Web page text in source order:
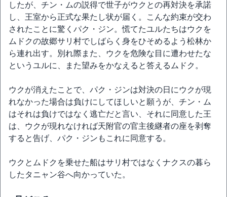
したが、チン・ムの説得で世子がウクとの再対決を承諾
し、王室から正式な果たし状が届く。こんな約束が交わ
されたことに驚くパク・ジン。慌てたユルたちはウクを
ムドクの故郷サリ村でしばらく身をひそめるよう松林か
ら連れ出す。別れ際また、ウクを危険な目に遭わせたな
というユルに、また望みをかなえると答えるムドク。
ウクが消えたことで、パク・ジンは対決の日にウクが現
れなかった場合は負けにしてほしいと願うが、チン・ム
はそれは負けではなく逃亡だと言い、それに同意した王
は、ウクが現れなければ天附官の官主後継者の座を剥奪
すると告げ、パク・ジンもこれに同意する。
ウクとムドクを乗せた船はサリ村ではなくナクスの暮ら
したタニャン谷へ向かっていた。